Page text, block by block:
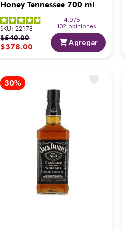
Honey Tennessee 700 ml
4.9 /5
-
102 opiniones
SKU:22178
$540.00
$378.00 Agregar